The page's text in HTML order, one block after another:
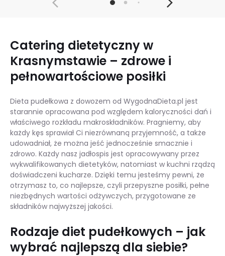
Catering dietetyczny w
Krasnymstawie – zdrowe i
pełnowartościowe posiłki
Dieta pudełkowa z dowozem od WygodnaDieta.pl jest
starannie opracowana pod względem kaloryczności dań i
właściwego rozkładu makroskładników. Pragniemy, aby
każdy kęs sprawiał Ci niezrównaną przyjemność, a także
udowadniał, że można jeść jednocześnie smacznie i
zdrowo. Każdy nasz jadłospis jest opracowywany przez
wykwalifikowanych dietetyków, natomiast w kuchni rządzą
doświadczeni kucharze. Dzięki temu jesteśmy pewni, że
otrzymasz to, co najlepsze, czyli przepyszne posiłki, pełne
niezbędnych wartości odżywczych, przygotowane ze
składników najwyższej jakości.
Rodzaje diet pudełkowych – jak
wybrać najlepszą dla siebie?